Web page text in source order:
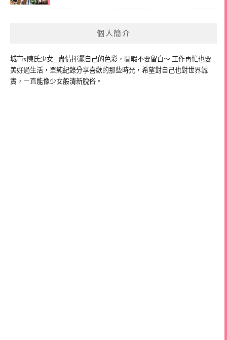
個人簡介
城市x陳氏少女_ 盡情揮灑自己的色彩，閒暇不要留白～ 工作再忙也要
美好過生活，單純紀錄分享喜歡的那些時光，希望對自己也對世界誠
實，ㄧ直能像少女般清新脫俗。